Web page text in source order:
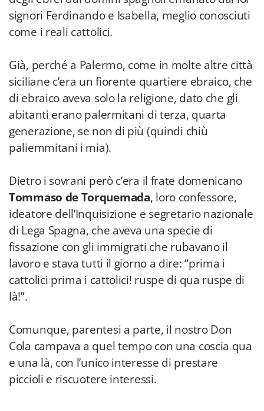
signori Ferdinando e Isabella, meglio conosciuti
come i reali cattolici.
Già, perché a Palermo, come in molte altre città
siciliane c’era un fiorente quartiere ebraico, che
di ebraico aveva solo la religione, dato che gli
abitanti erano palermitani di terza, quarta
generazione, se non di più (quindi chiù
paliemmitani i mia).
Dietro i sovrani però c’era il frate domenicano
Tommaso de Torquemada, loro confessore,
ideatore dell’Inquisizione e segretario nazionale
di Lega Spagna, che aveva una specie di
fissazione con gli immigrati che rubavano il
lavoro e stava tutti il giorno a dire: “prima i
cattolici prima i cattolici! ruspe di qua ruspe di
là!”.
Comunque, parentesi a parte, il nostro Don
Cola campava a quel tempo con una coscia qua
e una là, con l’unico interesse di prestare
piccioli e riscuotere interessi.